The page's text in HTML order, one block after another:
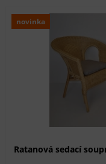
novinka
Ratanová sedací